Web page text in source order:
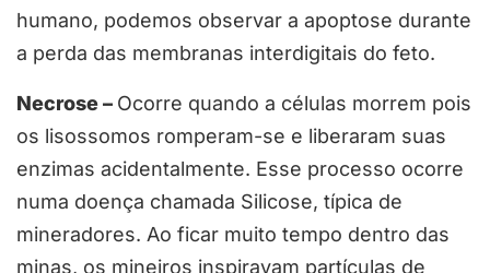
humano, podemos observar a apoptose durante
a perda das membranas interdigitais do feto.
Necrose – Ocorre quando a células morrem pois
os lisossomos romperam-se e liberaram suas
enzimas acidentalmente. Esse processo ocorre
numa doença chamada Silicose, típica de
mineradores. Ao ficar muito tempo dentro das
minas, os mineiros inspiravam partículas de